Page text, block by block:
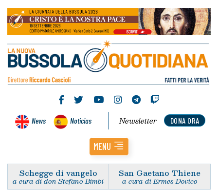
News Noticias DONA ORA
Newsletter
MENU
Schegge di vangelo
a cura di don Stefano Bimbi
San Gaetano Thiene
a cura di Ermes Dovico